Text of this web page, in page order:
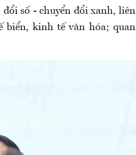
số - chuyển đổi xanh, liên
kinh tế văn hóa; quan